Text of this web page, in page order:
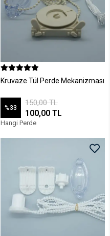
Kruvaze Tül Perde Mekanizması
%33
150,00 TL
100,00 TL
Hangi Perde